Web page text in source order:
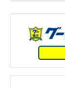
■□■□■ オールメー
す！！ 在庫に無